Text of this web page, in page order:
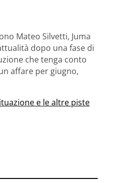
Mateo Silvetti, Juma
dopo una fase di
che tenga conto
affare per giugno,
e le altre piste